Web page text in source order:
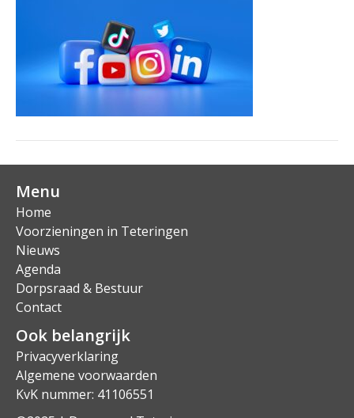
Menu
Home
Voorzieningen in Teteringen
Nieuws
Agenda
Dorpsraad & Bestuur
Contact
Ook belangrijk
Privacyverklaring
Algemene voorwaarden
KvK nummer: 41106551